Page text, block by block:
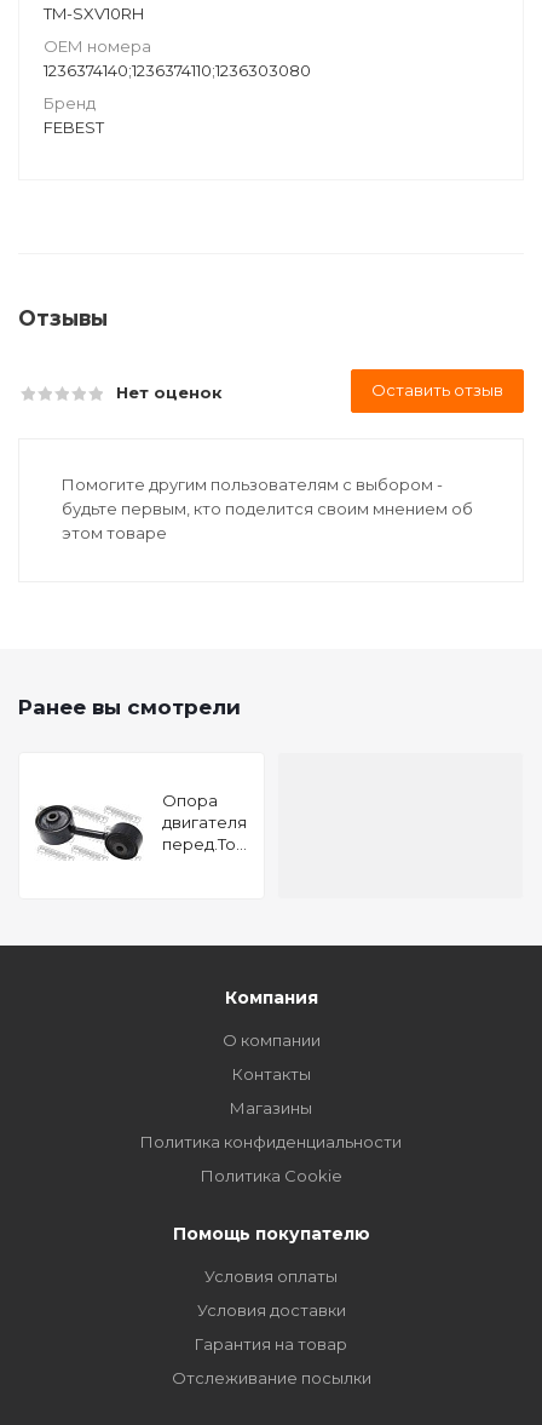
TM-SXV10RH
ОЕМ номера
1236374140;1236374110;1236303080
Бренд
FEBEST
Отзывы
Нет оценок Оставить отзыв
Помогите другим пользователям с выбором -
будьте первым, кто поделится своим мнением об
этом товаре
Ранее вы смотрели
Опора
двигателя
перед.Toyota
Компания
О компании
Контакты
Магазины
Политика конфиденциальности
Политика Cookie
Помощь покупателю
Условия оплаты
Условия доставки
Гарантия на товар
Отслеживание посылки